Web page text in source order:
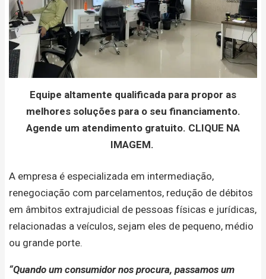
Equipe altamente qualificada para propor as
melhores soluções para o seu financiamento.
Agende um atendimento gratuito. CLIQUE NA
IMAGEM.
A empresa é especializada em intermediação,
renegociação com parcelamentos, redução de débitos
em âmbitos extrajudicial de pessoas físicas e jurídicas,
relacionadas a veículos, sejam eles de pequeno, médio
ou grande porte.
“Quando um consumidor nos procura, passamos um